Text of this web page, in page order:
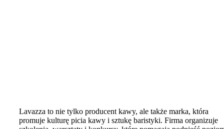
Lavazza to nie tylko producent kawy, ale także marka, która
promuje kulturę picia kawy i sztukę baristyki. Firma organizuje